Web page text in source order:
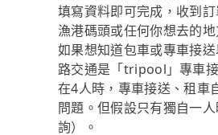
填寫資料即可完成，收到
漁港碼頭或任何你想去的
如果想知道包車或專車接
路交通是「tripool」專車
在4人時，專車接送、租車
問題。但假設只有獨自一
詢）。